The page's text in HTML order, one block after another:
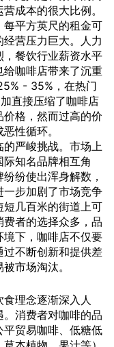
成本的很大比例。
平方英尺的租金可
营压力巨大。人力
餐饮行业薪资水平
咖啡店带来了沉重
- 35%，在热门
直接压缩了咖啡店
格，然而过高的价
性循环。
严峻挑战。市场上
知名品牌相互角
纷使出浑身解数，
步加剧了市场竞争
几百米的街道上可
者的选择众多，品
下，咖啡店不仅要
不断创新和提供差
市场淘汰。
理念逐渐深入人
消费者对咖啡的品
平贸易咖啡、低糖低